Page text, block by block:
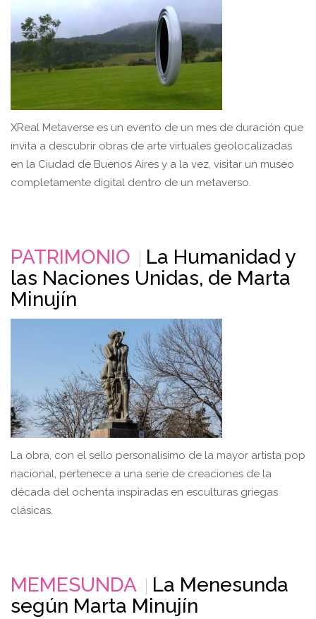
XReal Metaverse es un evento de un mes de duración que
invita a descubrir obras de arte virtuales geolocalizadas
en la Ciudad de Buenos Aires y a la vez, visitar un museo
completamente digital dentro de un metaverso.
PATRIMONIO
La Humanidad y
las Naciones Unidas, de Marta
Minujín
La obra, con el sello personalísimo de la mayor artista pop
nacional, pertenece a una serie de creaciones de la
década del ochenta inspiradas en esculturas griegas
clásicas.
MEMESUNDA
La Menesunda
según Marta Minujín